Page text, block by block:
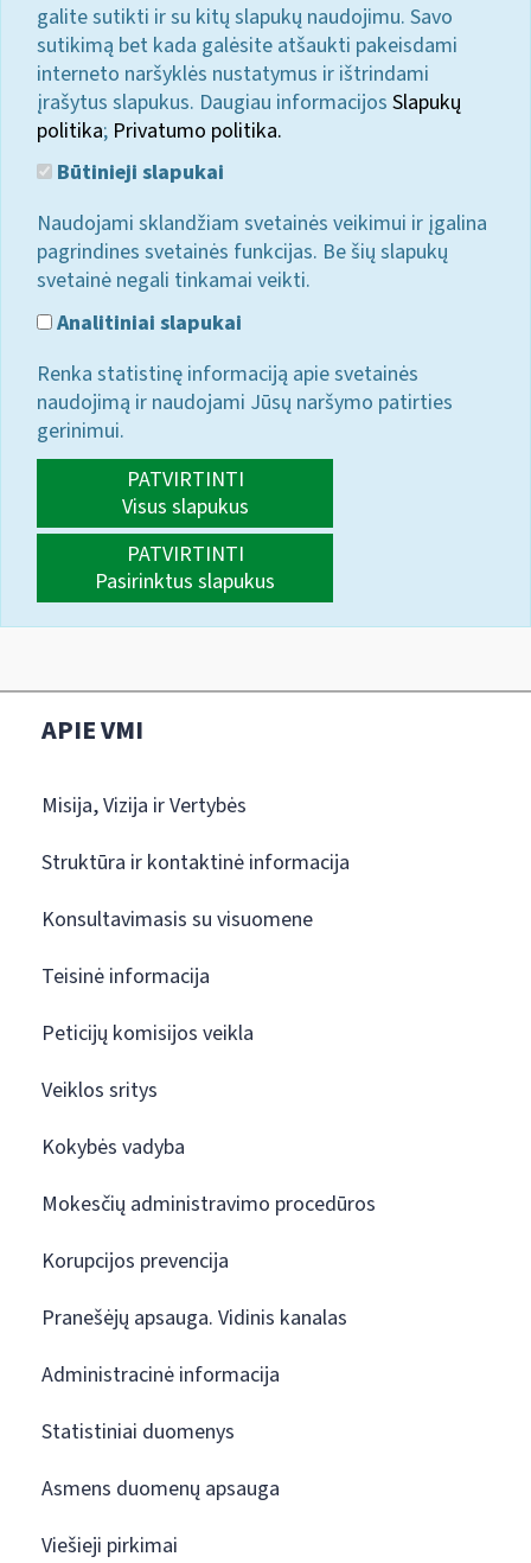
galite sutikti ir su kitų slapukų naudojimu. Savo
sutikimą bet kada galėsite atšaukti pakeisdami
interneto naršyklės nustatymus ir ištrindami
įrašytus slapukus. Daugiau informacijos Slapukų
politika; Privatumo politika.
Būtinieji slapukai
Naudojami sklandžiam svetainės veikimui ir įgalina
pagrindines svetainės funkcijas. Be šių slapukų
svetainė negali tinkamai veikti.
Analitiniai slapukai
Renka statistinę informaciją apie svetainės
naudojimą ir naudojami Jūsų naršymo patirties
gerinimui.
PATVIRTINTI
Visus slapukus
PATVIRTINTI
Pasirinktus slapukus
APIE VMI
Misija, Vizija ir Vertybės
Struktūra ir kontaktinė informacija
Konsultavimasis su visuomene
Teisinė informacija
Peticijų komisijos veikla
Veiklos sritys
Kokybės vadyba
Mokesčių administravimo procedūros
Korupcijos prevencija
Pranešėjų apsauga. Vidinis kanalas
Administracinė informacija
Statistiniai duomenys
Asmens duomenų apsauga
Viešieji pirkimai